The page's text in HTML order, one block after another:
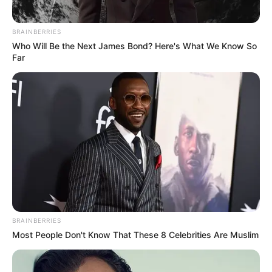
Le Bruit d’écurie: 10 NEPALAIS
Qui sait pour un beau Couplé combiné en 3 chevaux
Gagnant et/ou Placé.
…
Découvrez le Cheval du jour
BRAINBERRIES
Who Will Be the Next James Bond? Here's What We Know So
Far
BRAINBERRIES
Most People Don't Know That These 8 Celebrities Are Muslim